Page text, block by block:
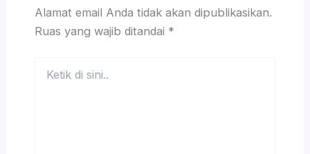
Alamat email Anda tidak akan dipublikasikan.
Ruas yang wajib ditandai *